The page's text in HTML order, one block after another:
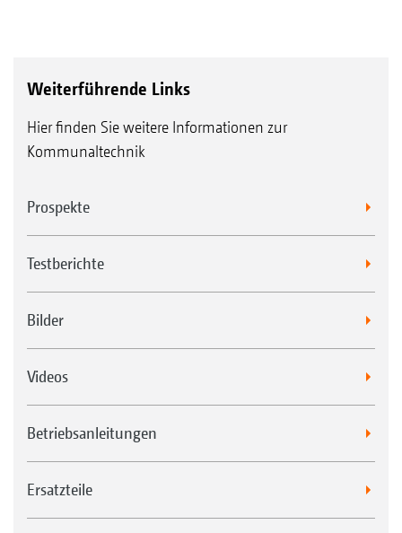
Weiterführende Links
Hier finden Sie weitere Informationen zur
Kommunaltechnik
Prospekte
Testberichte
Bilder
Videos
Betriebsanleitungen
Ersatzteile